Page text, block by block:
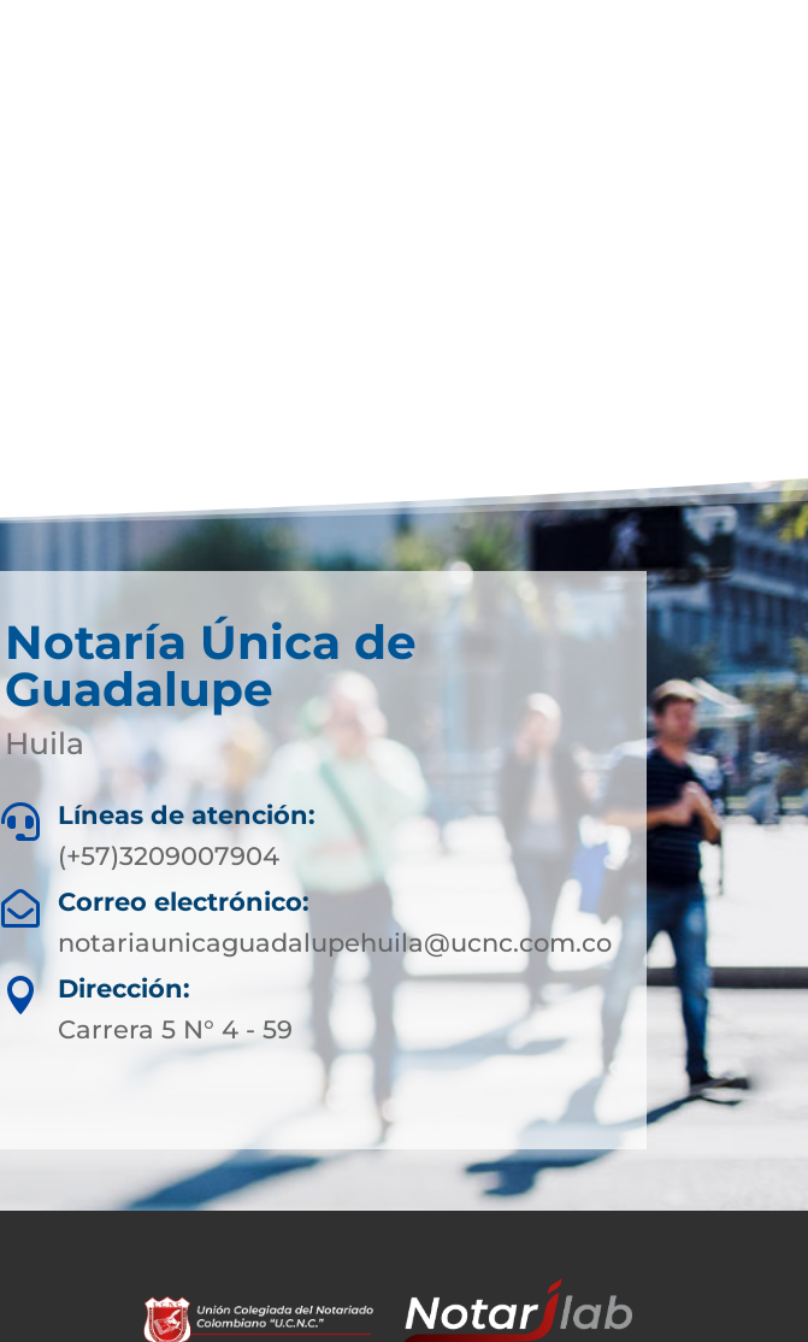
Notaría Única de
Guadalupe
Huila

Líneas de atención:
(+57)3209007904

Correo electrónico:
notariaunicaguadalupehuila@ucnc.com.co

Dirección:
Carrera 5 N° 4 - 59